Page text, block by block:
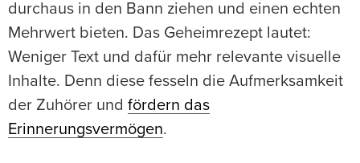
durchaus in den Bann ziehen und einen echten
Mehrwert bieten. Das Geheimrezept lautet:
Weniger Text und dafür mehr relevante visuelle
Inhalte. Denn diese fesseln die Aufmerksamkeit
der Zuhörer und fördern das
Erinnerungsvermögen.